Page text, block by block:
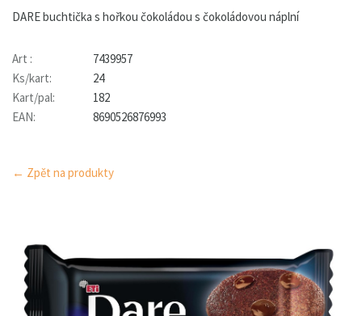
DARE buchtička s hořkou čokoládou s čokoládovou náplní
Art :
7439957
Ks/kart:
24
Kart/pal:
182
EAN:
8690526876993
← Zpět na produkty